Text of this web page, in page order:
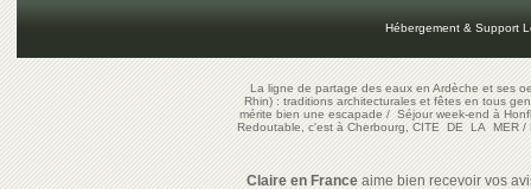
Hébergement & Support
La ligne de partage des eaux en Ardèche et ses
Rhin) : traditions architecturales et fêtes en tous
mérite bien une escapade/Séjour week-end à
Redoutable, c'est à Cherbourg, CITE DE LA MER/
Claire en Franceaime bien recevoir vos